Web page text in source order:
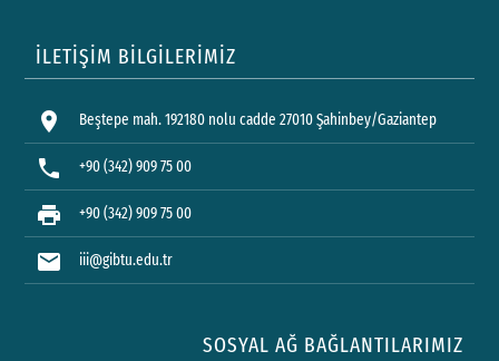
İLETİŞİM BİLGİLERİMİZ
location_on Beştepe mah. 192180 nolu cadde 27010 Şahinbey/Gaziantep
phone +90 (342) 909 75 00
print +90 (342) 909 75 00
mail iii@gibtu.edu.tr
SOSYAL AĞ BAĞLANTILARIMIZ